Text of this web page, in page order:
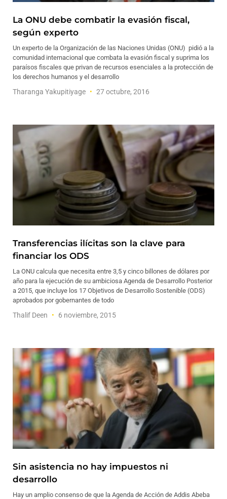
La ONU debe combatir la evasión fiscal,
según experto
Un experto de la Organización de las Naciones Unidas (ONU) pidió a la
comunidad internacional que combata la evasión fiscal y suprima los
paraísos fiscales que privan de recursos esenciales a la protección de
los derechos humanos y el desarrollo
Tharanga Yakupitiyage 27 octubre, 2016
Transferencias ilícitas son la clave para
financiar los ODS
La ONU calcula que necesita entre 3,5 y cinco billones de dólares por
año para la ejecución de su ambiciosa Agenda de Desarrollo Posterior
a 2015, que incluye los 17 Objetivos de Desarrollo Sostenible (ODS)
aprobados por gobernantes de todo
Thalif Deen 6 noviembre, 2015
Sin asistencia no hay impuestos ni
desarrollo
Hay un amplio consenso de que la Agenda de Acción de Addis Abeba